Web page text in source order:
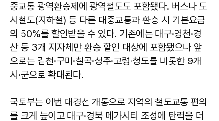
중교통 광역환승제에 광역철도도 포함됐다. 버스나 도
시철도(지하철) 등 다른 대중교통과 환승 시 기본요금
의 50%를 할인받을 수 있다. 기존에는 대구·영천·경
산 등 3개 지자체만 환승 할인 대상에 포함됐으나 앞
으로는 김천·구미·칠곡·성주·고령·청도를 비롯한 9개
시·군으로 확대된다.
국토부는 이번 대경선 개통으로 지역의 철도교통 편의
를 크게 높이고 대구·경북 메가시티 조성에 탄력을 더